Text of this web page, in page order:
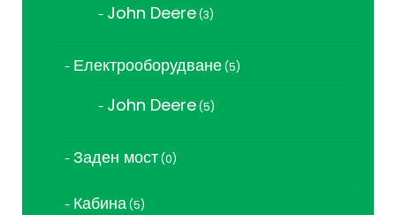
John Deere 33
Електрооборудване 55
John Deere 55
Заден мост 00
Кабина 55